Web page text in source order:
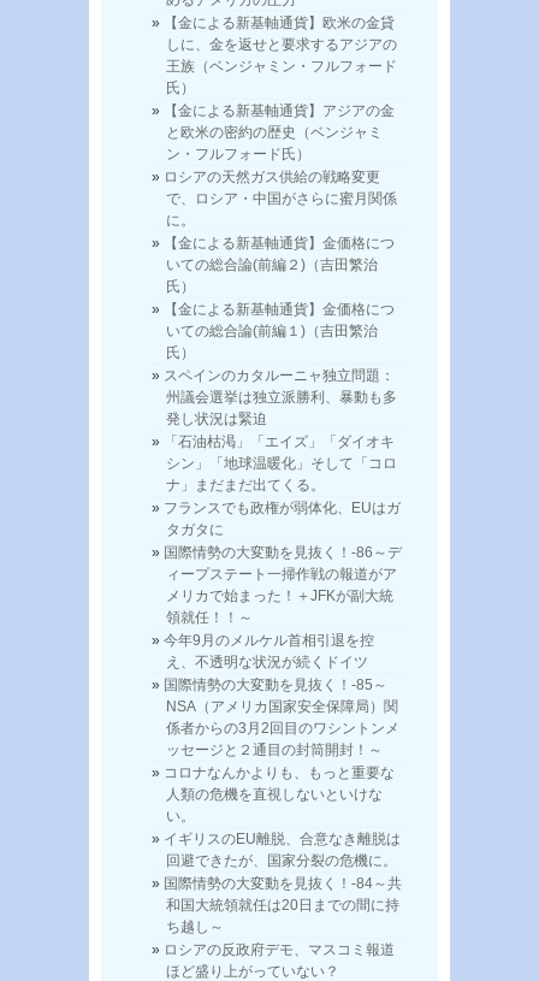
【金による新基軸通貨】欧米の金貸
しに、金を返せと要求するアジアの
王族（ベンジャミン・フルフォード
氏）
【金による新基軸通貨】アジアの金
と欧米の密約の歴史（ベンジャミ
ン・フルフォード氏）
ロシアの天然ガス供給の戦略変更
で、ロシア・中国がさらに蜜月関係
に。
【金による新基軸通貨】金価格につ
いての総合論(前編２)（吉田繁治
氏）
【金による新基軸通貨】金価格につ
いての総合論(前編１)（吉田繁治
氏）
スペインのカタルーニャ独立問題：
州議会選挙は独立派勝利、暴動も多
発し状況は緊迫
「石油枯渇」「エイズ」「ダイオキ
シン」「地球温暖化」そして「コロ
ナ」まだまだ出てくる。
フランスでも政権が弱体化、EUはガ
タガタに
国際情勢の大変動を見抜く！-86～デ
ィープステート一掃作戦の報道がア
メリカで始まった！＋JFKが副大統
領就任！！～
今年9月のメルケル首相引退を控
え、不透明な状況が続くドイツ
国際情勢の大変動を見抜く！-85～
NSA（アメリカ国家安全保障局）関
係者からの3月2回目のワシントンメ
ッセージと２通目の封筒開封！～
コロナなんかよりも、もっと重要な
人類の危機を直視しないといけな
い。
イギリスのEU離脱、合意なき離脱は
回避できたが、国家分裂の危機に。
国際情勢の大変動を見抜く！-84～共
和国大統領就任は20日までの間に持
ち越し～
ロシアの反政府デモ、マスコミ報道
ほど盛り上がっていない？